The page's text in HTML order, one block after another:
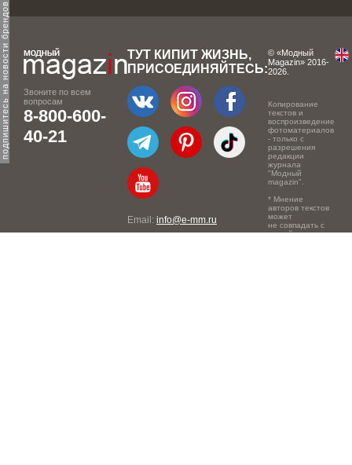
подпишитесь на новости брендов
Звоните по всем
вопросам
8-800-600-
40-21
ТУТ КИПИТ ЖИЗНЬ,
ПРИСОЕДИНЯЙТЕСЬ:
Email: info@e-mm.ru
© «Модный
Magazin» 2016-
2026.
Копирование
текстов и
воспроизведение
фотоматериалов
- только с
разрешения
редакции
журнала
"Модный
magazin".
* Мнение
авторов текстов
может
не совпадать с
точкой зрения